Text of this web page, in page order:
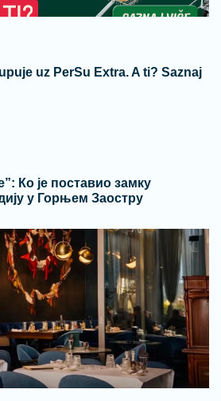
uz PerSu Extra. A ti? Saznaj
Ко је поставио замку
у Горњем Заостру